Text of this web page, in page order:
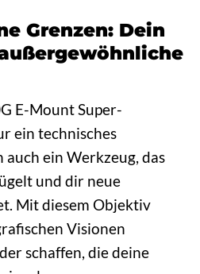
Grenzen: Dein
E-Mount Super-
ein technisches
ein Werkzeug, das
und dir neue
Mit diesem Objektiv
Visionen
schaffen, die deine